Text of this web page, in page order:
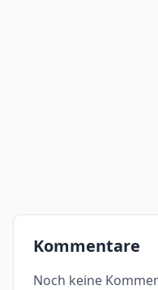
Kommentare
Noch keine